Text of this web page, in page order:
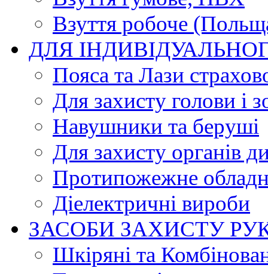
Взуття робоче
ДЛЯ
Пояса та Лази
Для захисту голови і
Навушники та беруші
Для захисту органів
Протипожежне
Діелектричні вироби
ЗАСОБИ ЗАХИСТУ
Шкіряні та